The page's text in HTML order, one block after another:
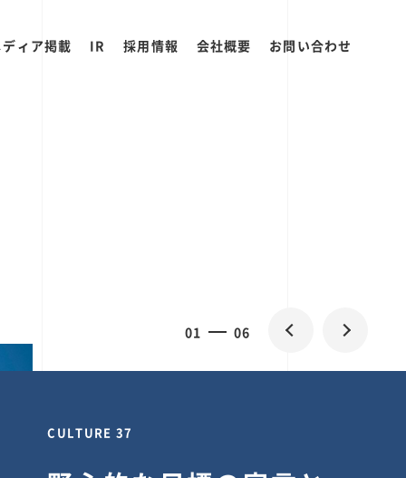
ィア掲載 IR 採用情報 会社概要 お問い合わせ
01 06
CULTURE 37